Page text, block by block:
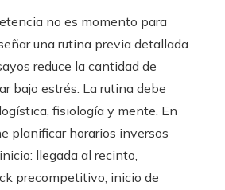
no es momento para
una rutina previa detallada
reduce la cantidad de
bajo estrés. La rutina debe
fisiología y mente. En
planificar horarios inversos
llegada al recinto,
precompetitivo, inicio de